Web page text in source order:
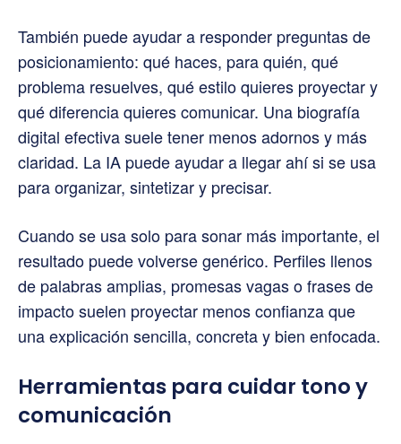
También puede ayudar a responder preguntas de
posicionamiento: qué haces, para quién, qué
problema resuelves, qué estilo quieres proyectar y
qué diferencia quieres comunicar. Una biografía
digital efectiva suele tener menos adornos y más
claridad. La IA puede ayudar a llegar ahí si se usa
para organizar, sintetizar y precisar.
Cuando se usa solo para sonar más importante, el
resultado puede volverse genérico. Perfiles llenos
de palabras amplias, promesas vagas o frases de
impacto suelen proyectar menos confianza que
una explicación sencilla, concreta y bien enfocada.
Herramientas para cuidar tono y
comunicación